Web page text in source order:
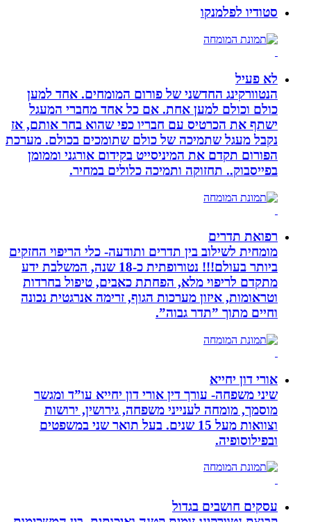
סטודיו לפלמנקו
לא פעיל
הנטוורקינג החדשני של פורום המומחים. אחד למען
כולם וכולם למען אחת. אם כל אחד מחברי המעגל
ישתף את הכרטיס עם חבריו כפי שהוא בחר אותם, אז
נקבל מעגל שתמיכה של כולם שתומכים בכולם. מערכת
הפורום תקדם את המיניסייט בקידום אורגני וממומן
בפייסבוק.. תחזוקה ותמיכה כלולים במחיר.
רפואת תדרים
מומחית לשילוב בין תדרים ותודעה- כלי הריפוי החזקים
ביותר בעולם!!! נטורופתית כ-18 שנה, המשלבת ידע
מתקדם לריפוי מלא, הפחתת כאבים, טיפול בחרדות
וטראומות, איזון מערכות הגוף, זרימה אנרגטית נכונה
וחיים מתוך ”תדר גבוה”.
אורי דון יחייא
שיני משפחה- עורך דין אורי דון יחייא עו”ד ומגשר
מוסמך, מומחה לענייני משפחה, גירושין, ירושות
וצוואות מעל 15 שנים. בעל תואר שני במשפטים
ובפילוסופיה.
עסקים חושבים בגדול